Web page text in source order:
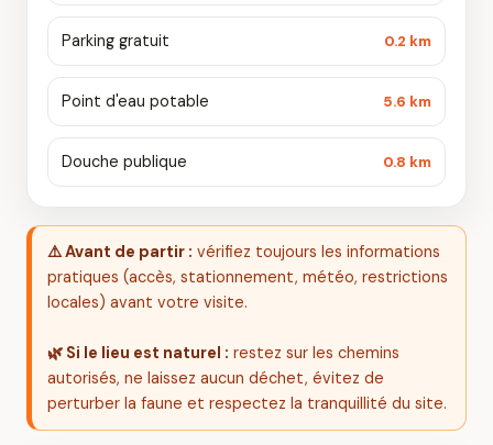
Parking gratuit 0.2 km
Point d'eau potable 5.6 km
Douche publique 0.8 km
⚠️ Avant de partir : vérifiez toujours les informations
pratiques (accès, stationnement, météo, restrictions
locales) avant votre visite.
🌿 Si le lieu est naturel : restez sur les chemins
autorisés, ne laissez aucun déchet, évitez de
perturber la faune et respectez la tranquillité du site.